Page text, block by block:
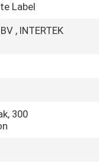
Label
, INTERTEK
300